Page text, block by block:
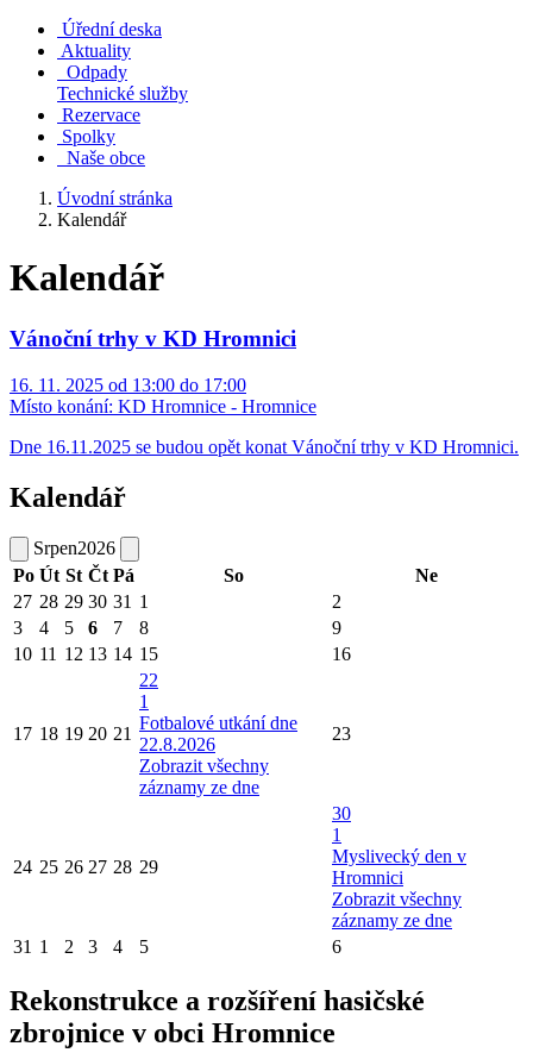
Úřední deska
Aktuality
Odpady
Technické služby
Rezervace
Spolky
Naše obce
Úvodní stránka
Kalendář
Kalendář
Vánoční trhy v KD Hromnici
16. 11. 2025 od 13:00 do 17:00
Místo konání: KD Hromnice - Hromnice
Dne 16.11.2025 se budou opět konat Vánoční trhy v KD Hromnici.
Kalendář
Srpen2026
Po Út St Čt Pá So
Ne
27 28 29 30 31 1
2
3
4 5 6 7 8
9
10 11 12 13 14 15 16
17 18 19 20 21
22
1
Fotbalové utkání dne
22.8.2026
Zobrazit všechny
záznamy ze dne
23
24 25 26 27 28 29
30
1
Myslivecký den v
Hromnici
Zobrazit všechny
záznamy ze dne
31 1 2 3 4 5 6
Rekonstrukce a rozšíření hasičské
zbrojnice v obci Hromnice